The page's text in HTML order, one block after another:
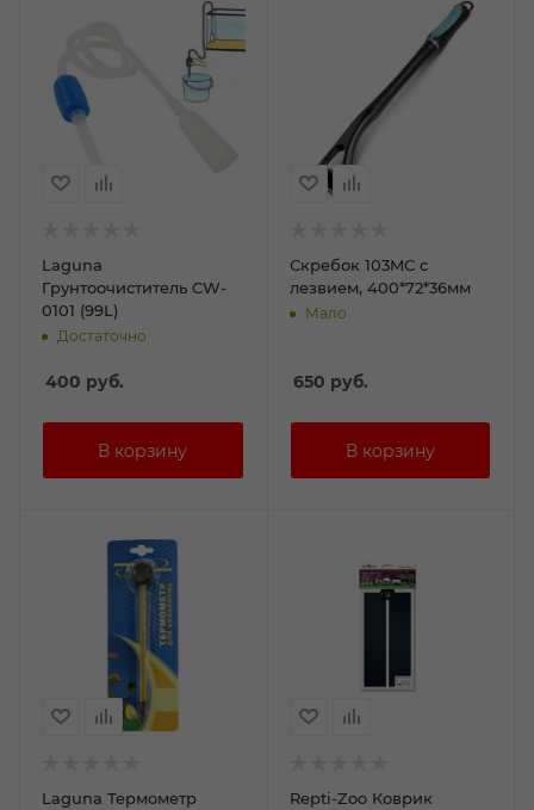
Laguna
Грунтоочиститель CW-
0101 (99L)
Достаточно
400 руб.
Скребок 103MC с
лезвием, 400*72*36мм
Мало
650 руб.
Laguna Термометр
Repti-Zoo Коврик